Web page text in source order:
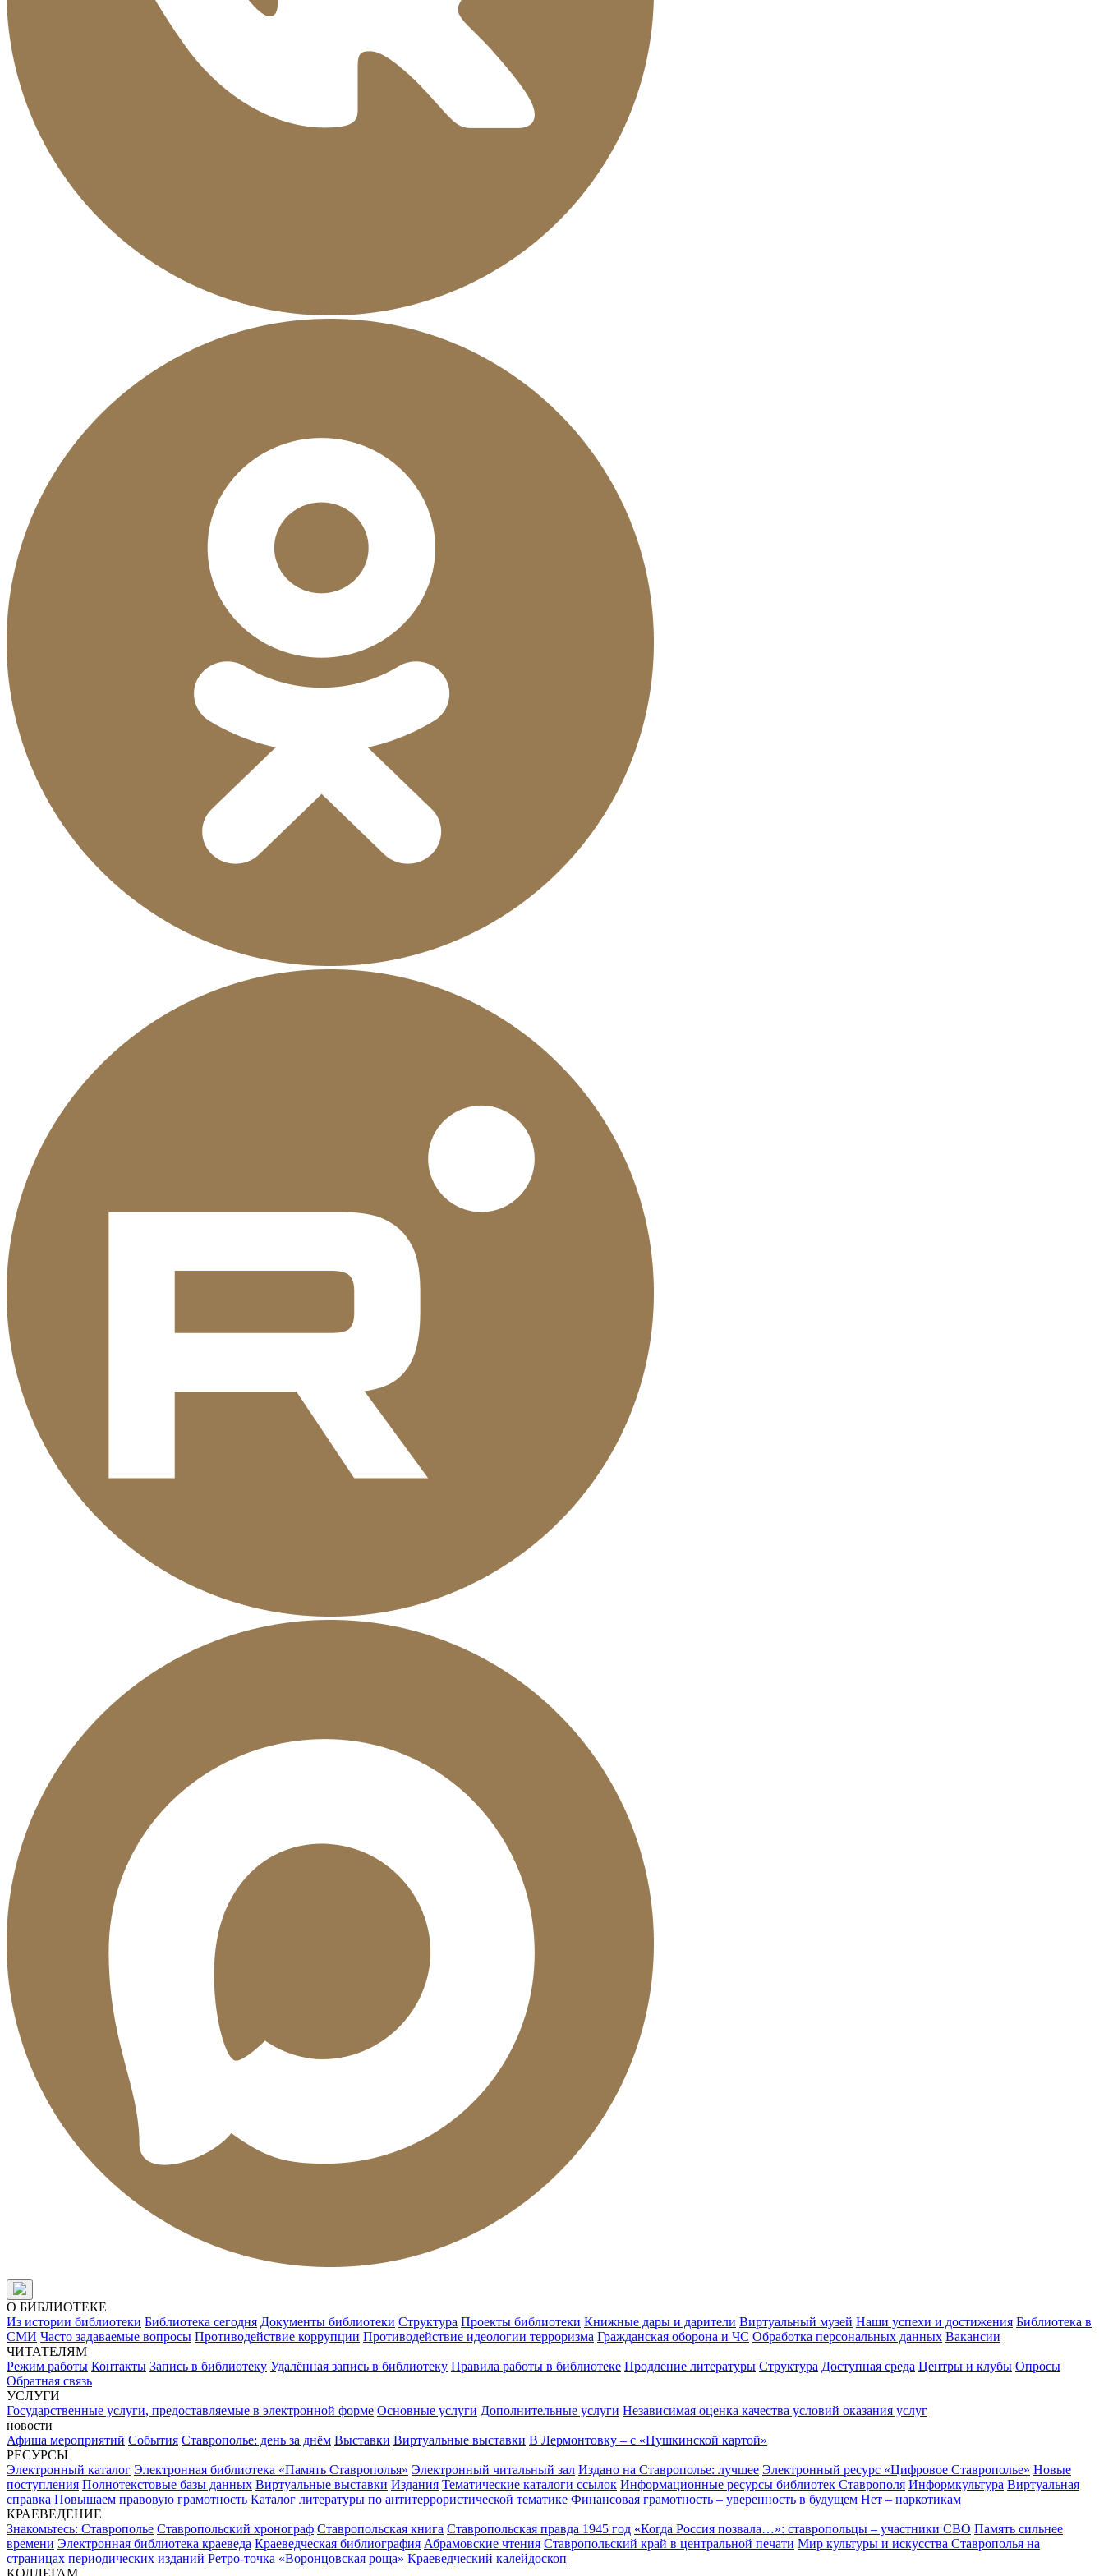
О БИБЛИОТЕКЕ
Из истории библиотеки Библиотека сегодня Документы библиотеки Структура Проекты библиотеки Книжные дары и дарители Виртуальный музей Наши успехи и достижения Библиотека в
СМИ Часто задаваемые вопросы Противодействие коррупции Противодействие идеологии терроризма Гражданская оборона и ЧС Обработка персональных данных Вакансии
ЧИТАТЕЛЯМ
Режим работы Контакты Запись в библиотеку Удалённая запись в библиотеку Правила работы в библиотеке Продление литературы Структура Доступная среда Центры и клубы Опросы
Обратная связь
УСЛУГИ
Государственные услуги, предоставляемые в электронной форме Основные услуги Дополнительные услуги Независимая оценка качества условий оказания услуг
новости
Афиша мероприятий События Ставрополье: день за днём Выставки Виртуальные выставки В Лермонтовку – с «Пушкинской картой»
РЕСУРСЫ
Электронный каталог Электронная библиотека «Память Ставрополья» Электронный читальный зал Издано на Ставрополье: лучшее Электронный ресурс «Цифровое Ставрополье» Новые
поступления Полнотекстовые базы данных Виртуальные выставки Издания Тематические каталоги ссылок Информационные ресурсы библиотек Ставрополя Информкультура Виртуальная
справка Повышаем правовую грамотность Каталог литературы по антитеррористической тематике Финансовая грамотность – уверенность в будущем Нет – наркотикам
КРАЕВЕДЕНИЕ
Знакомьтесь: Ставрополье Ставропольский хронограф Ставропольская книга Ставропольская правда 1945 год «Когда Россия позвала…»: ставропольцы – участники СВО Память сильнее
времени Электронная библиотека краеведа Краеведческая библиография Абрамовские чтения Ставропольский край в центральной печати Мир культуры и искусства Ставрополья на
страницах периодических изданий Ретро-точка «Воронцовская роща» Краеведческий калейдоскоп
КОЛЛЕГАМ